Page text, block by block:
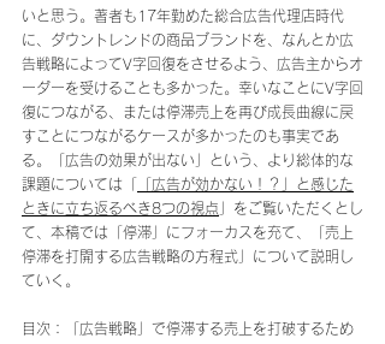
いと思う。著者も17年勤めた総合広告代理店時代
に、ダウントレンドの商品ブランドを、なんとか広
告戦略によってV字回復をさせるよう、広告主からオ
ーダーを受けることも多かった。幸いなことにV字回
復につながる、または停滞売上を再び成長曲線に戻
すことにつながるケースが多かったのも事実であ
る。「広告の効果が出ない」という、より総体的な
課題については「
「広告が効かない！？」と感じた
ときに立ち返るべき8つの視点 」をご覧いただくとし
て、本稿では「停滞」にフォーカスを充て、「売上
停滞を打開する広告戦略の方程式」について説明し
ていく。
目次：「広告戦略」で停滞する売上を打破するため